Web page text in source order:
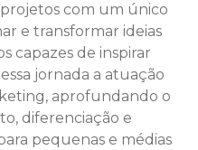
com um único
e transformar ideias
capazes de inspirar
jornada a atuação
aprofundando o
diferenciação e
pequenas e médias